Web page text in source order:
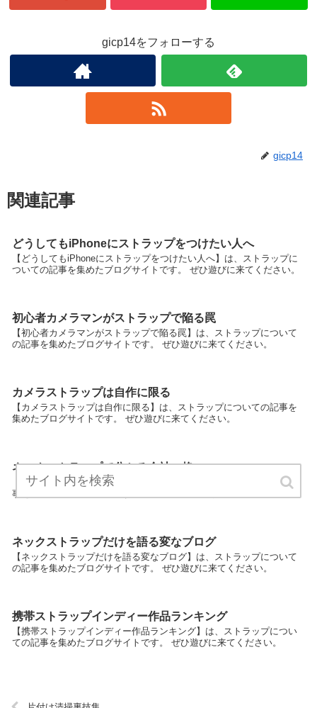
gicp14をフォローする
gicp14
関連記事
どうしてもiPhoneにストラップをつけたい人へ
【どうしてもiPhoneにストラップをつけたい人へ】は、ストラップに
ついての記事を集めたブログサイトです。 ぜひ遊びに来てください。
初心者カメラマンがストラップで陥る罠
【初心者カメラマンがストラップで陥る罠】は、ストラップについて
の記事を集めたブログサイトです。 ぜひ遊びに来てください。
カメラストラップは自作に限る
【カメラストラップは自作に限る】は、ストラップについての記事を
集めたブログサイトです。 ぜひ遊びに来てください。
ネックストラップで分かる会社の格
【ネックストラップで分かる会社の格】は、ストラップについての記
事を集めたブログサイトです。 ぜひ遊びに来てください。
ネックストラップだけを語る変なブログ
【ネックストラップだけを語る変なブログ】は、ストラップについて
の記事を集めたブログサイトです。 ぜひ遊びに来てください。
携帯ストラップインディー作品ランキング
【携帯ストラップインディー作品ランキング】は、ストラップについ
ての記事を集めたブログサイトです。 ぜひ遊びに来てください。